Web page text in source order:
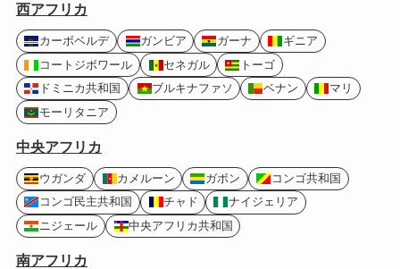
西アフリカ
カーボベルデ ガンビア ガーナ
ギニア
コートジボワール
セネガル
トーゴ
ドミニカ共和国
ブルキナファソ ベナン
マリ
モーリタニア
中央アフリカ
ウガンダ カメルーン ガボン
コンゴ共和国
コンゴ民主共和国
チャド
ナイジェリア
ニジェール
中央アフリカ共和国
南アフリカ